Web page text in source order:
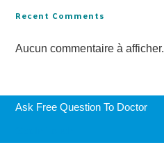
Recent Comments
Aucun commentaire à afficher.
Ask Free Question To Doctor